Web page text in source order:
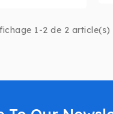
la
des
1-2 de 2 article(s)